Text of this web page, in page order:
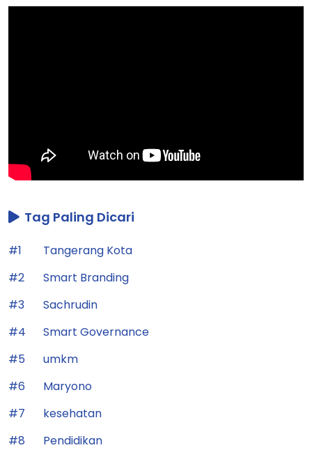
Tag Paling Dicari
#1
Tangerang Kota
#2
Smart Branding
#3
Sachrudin
#4
Smart Governance
#5
umkm
#6
Maryono
#7
kesehatan
#8
Pendidikan